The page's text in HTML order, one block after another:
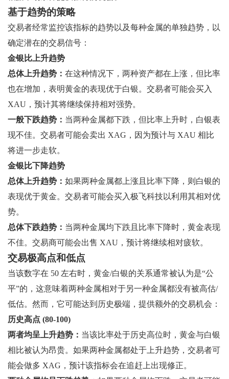
基于趋势的策略
交易者经常监控该指标的趋势以及每种金属的单独趋势，以
确定潜在的交易信号：
金银比上升趋势
总体上升趋势： 在这种情况下，两种资产都在上涨，但比率
也在增加，表明黄金的表现优于白银。交易者可能会买入
XAU，预计其将继续保持相对强势。
一般下跌趋势： 当两种金属都下跌，但比率上升时，白银表
现不佳。交易者可能会卖出 XAG，因为预计与 XAU 相比
将进一步走软。
金银比下降趋势
总体上升趋势： 如果两种金属都上涨且比率下降，则白银的
表现优于黄金。交易者可能会买入极飞科技以利用其相对优
势。
总体下跌趋势： 当两种金属均下跌且比率下降时，黄金表现
不佳。交易商可能会出售 XAU，预计将继续相对疲软。
交易极高点和低点
当该数字在 50 左右时，黄金/白银的关系通常被认为是“公
平”的，这意味着两种金属相对于另一种金属都没有被高估/
低估。然而，它可能达到历史极端，提供额外的交易机会：
历史高点 (80-100)
两者均呈上升趋势： 当该比率处于历史高位时，黄金与白银
相比被认为昂贵。如果两种金属都处于上升趋势，交易者可
能会做多 XAG，预计该指标会在追赶上出现修正。